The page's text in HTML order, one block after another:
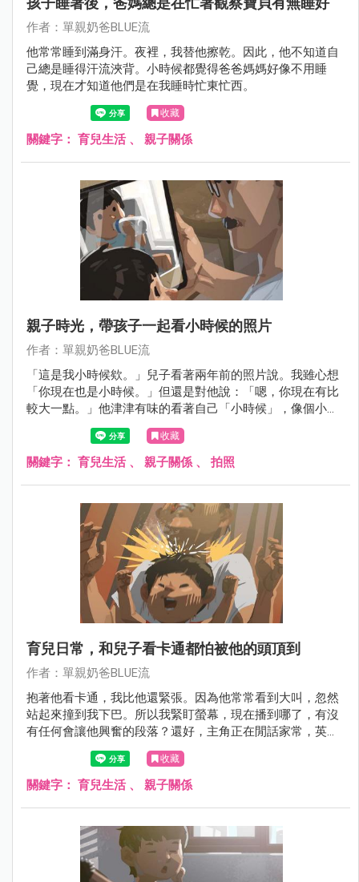
作者：單親奶爸BLUE流
他常常睡到滿身汗。夜裡，我替他擦乾。因此，他不知道自
己總是睡得汗流浹背。小時候都覺得爸爸媽媽好像不用睡
覺，現在才知道他們是在我睡時忙東忙西。
收藏
關鍵字： 育兒生活、 親子關係
親子時光，帶孩子一起看小時候的照片
作者：單親奶爸BLUE流
「這是我小時候欸。」兒子看著兩年前的照片說。我雖心想
「你現在也是小時候。」但還是對他說：「嗯，你現在有比
較大一點。」他津津有味的看著自己「小時候」，像個小大
收藏
關鍵字： 育兒生活、 親子關係 、 拍照
育兒日常，和兒子看卡通都怕被他的頭頂到
作者：單親奶爸BLUE流
抱著他看卡通，我比他還緊張。因為他常常看到大叫，忽然
站起來撞到我下巴。所以我緊盯螢幕，現在播到哪了，有沒
有任何會讓他興奮的段落？還好，主角正在閒話家常，英雄
收藏
關鍵字： 育兒生活、 親子關係